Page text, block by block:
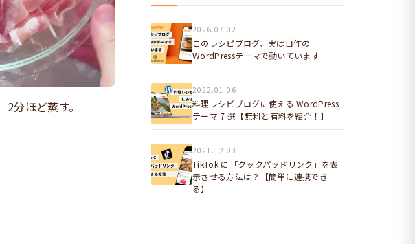
分ほど蒸す。
2026.07.02
このレシピブログ、実は自作の
WordPressテーマで動いています
2022.01.06
料理レシピブログに使える WordPress
テーマ 7 選【無料と有料を紹介！】
2021.12.03
TikTok に「クックパッドリンク」を表
示させる方法は？【簡単に連携でき
る】